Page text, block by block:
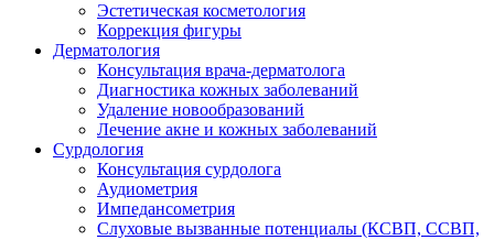
Эстетическая косметология
Коррекция фигуры
Дерматология
Консультация врача-дерматолога
Диагностика кожных заболеваний
Удаление новообразований
Лечение акне и кожных заболеваний
Сурдология
Консультация сурдолога
Аудиометрия
Импедансометрия
Слуховые вызванные потенциалы (КСВП, ССВП,